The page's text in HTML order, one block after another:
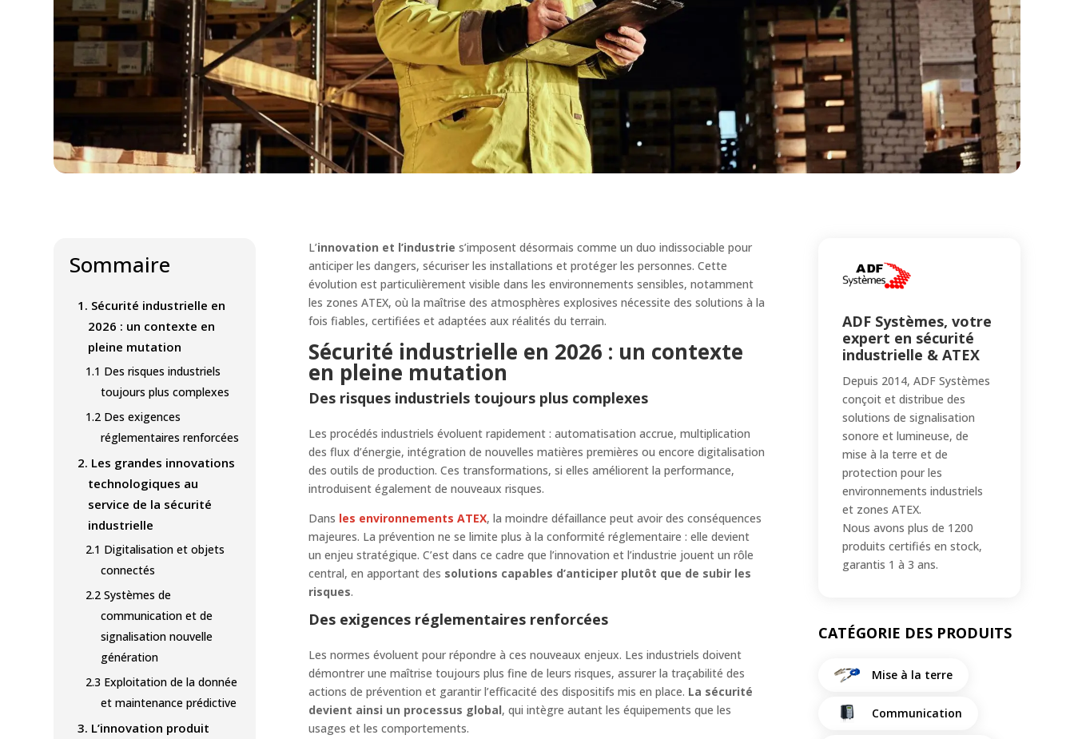
Sommaire
1. Sécurité industrielle en
2026 : un contexte en
pleine mutation
1.1 Des risques industriels
toujours plus complexes
1.2 Des exigences
réglementaires renforcées
2. Les grandes innovations
technologiques au
service de la sécurité
industrielle
2.1 Digitalisation et objets
connectés
2.2 Systèmes de
communication et de
signalisation nouvelle
génération
2.3 Exploitation de la donnée
et maintenance prédictive
3. L’innovation produit
L’innovation et l’industrie s’imposent désormais comme un duo indissociable pour
anticiper les dangers, sécuriser les installations et protéger les personnes. Cette
évolution est particulièrement visible dans les environnements sensibles, notamment
les zones ATEX, où la maîtrise des atmosphères explosives nécessite des solutions à la
fois fiables, certifiées et adaptées aux réalités du terrain.
Sécurité industrielle en 2026 : un contexte
en pleine mutation
Des risques industriels toujours plus complexes
Les procédés industriels évoluent rapidement : automatisation accrue, multiplication
des flux d’énergie, intégration de nouvelles matières premières ou encore digitalisation
des outils de production. Ces transformations, si elles améliorent la performance,
introduisent également de nouveaux risques.
Dans les environnements ATEX, la moindre défaillance peut avoir des conséquences
majeures. La prévention ne se limite plus à la conformité réglementaire : elle devient
un enjeu stratégique. C’est dans ce cadre que l’innovation et l’industrie jouent un rôle
central, en apportant des solutions capables d’anticiper plutôt que de subir les
risques.
Des exigences réglementaires renforcées
Les normes évoluent pour répondre à ces nouveaux enjeux. Les industriels doivent
démontrer une maîtrise toujours plus fine de leurs risques, assurer la traçabilité des
actions de prévention et garantir l’efficacité des dispositifs mis en place. La sécurité
devient ainsi un processus global, qui intègre autant les équipements que les
usages et les comportements.
ADF Systèmes, votre
expert en sécurité
industrielle & ATEX
Depuis 2014, ADF Systèmes
conçoit et distribue des
solutions de signalisation
sonore et lumineuse, de
mise à la terre et de
protection pour les
environnements industriels
et zones ATEX.
Nous avons plus de 1200
produits certifiés en stock,
garantis 1 à 3 ans.
CATÉGORIE DES PRODUITS
Mise à la terre
Communication